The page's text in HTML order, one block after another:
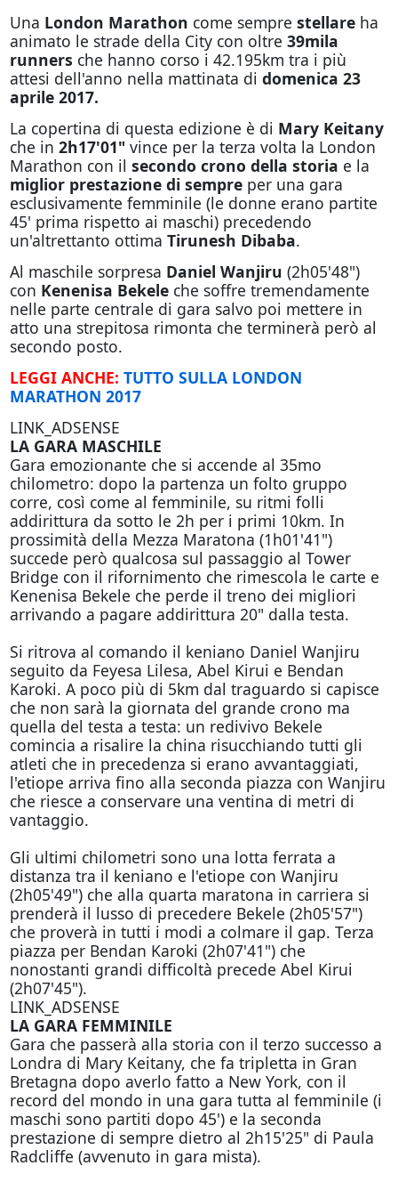
Una London Marathon come sempre stellare ha
animato le strade della City con oltre 39mila
runners che hanno corso i 42.195km tra i più
attesi dell'anno nella mattinata di domenica 23
aprile 2017.
La copertina di questa edizione è di Mary Keitany
che in 2h17'01" vince per la terza volta la London
Marathon con il secondo crono della storia e la
miglior prestazione di sempreper una gara
esclusivamente femminile (le donne erano partite
45' prima rispetto ai maschi) precedendo
un'altrettanto ottima Tirunesh Dibaba.
Al maschile sorpresa Daniel Wanjiru (2h05'48")
con Kenenisa Bekeleche soffre tremendamente
nelle parte centrale di gara salvo poi mettere in
atto una strepitosa rimonta che terminerà però al
secondo posto.
LEGGI ANCHE: TUTTO SULLA LONDON
MARATHON 2017
LINK_ADSENSE
LA GARA MASCHILE
Gara emozionante che si accende al 35mo
chilometro: dopo la partenza un folto gruppo
corre, così come al femminile, su ritmi folli
addirittura da sotto le 2h per i primi 10km. In
prossimità della Mezza Maratona (1h01'41")
succede però qualcosa sul passaggio al Tower
Bridge con il rifornimento che rimescola le carte e
Kenenisa Bekele che perde il treno dei migliori
arrivando a pagare addirittura 20" dalla testa.
Si ritrova al comando il keniano Daniel Wanjiru
seguito da Feyesa Lilesa, Abel Kirui e Bendan
Karoki. A poco più di 5km dal traguardo si capisce
che non sarà la giornata del grande crono ma
quella del testa a testa: un redivivo Bekele
comincia a risalire la china risucchiando tutti gli
atleti che in precedenza si erano avvantaggiati,
l'etiope arriva fino alla seconda piazza con Wanjiru
che riesce a conservare una ventina di metri di
vantaggio.
Gli ultimi chilometri sono una lotta ferrata a
distanza tra il keniano e l'etiope con Wanjiru
(2h05'49") che alla quarta maratona in carriera si
prenderà il lusso di precedere Bekele (2h05'57")
che proverà in tutti i modi a colmare il gap. Terza
piazza per Bendan Karoki (2h07'41") che
nonostanti grandi difficoltà precede Abel Kirui
(2h07'45").
LINK_ADSENSE
LA GARA FEMMINILE
Gara che passerà alla storia con il terzo successo a
Londra di Mary Keitany, che fa tripletta in Gran
Bretagna dopo averlo fatto a New York, con il
record del mondo in una gara tutta al femminile (i
maschi sono partiti dopo 45') e la seconda
prestazione di sempre dietro al 2h15'25" di Paula
Radcliffe (avvenuto in gara mista).